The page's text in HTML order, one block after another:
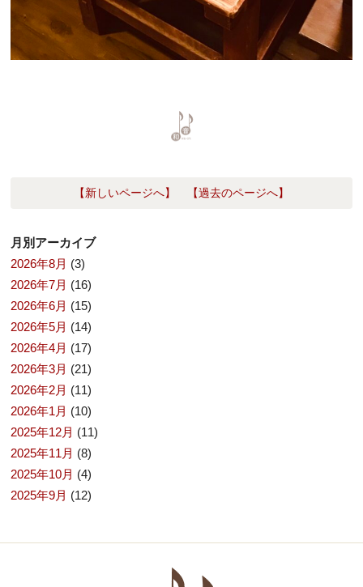
【新しいページへ】 【過去のページへ】
月別アーカイブ
2026年8月 (3)
2026年7月 (16)
2026年6月 (15)
2026年5月 (14)
2026年4月 (17)
2026年3月 (21)
2026年2月 (11)
2026年1月 (10)
2025年12月 (11)
2025年11月 (8)
2025年10月 (4)
2025年9月 (12)